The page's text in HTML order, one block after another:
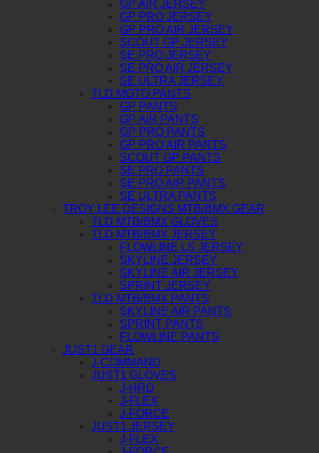
GP AIR JERSEY
GP PRO JERSEY
GP PRO AIR JERSEY
SCOUT GP JERSEY
SE PRO JERSEY
SE PRO AIR JERSEY
SE ULTRA JERSEY
TLD MOTO PANTS
GP PANTS
GP AIR PANTS
GP PRO PANTS
GP PRO AIR PANTS
SCOUT GP PANTS
SE PRO PANTS
SE PRO AIR PANTS
SE ULTRA PANTS
TROY LEE DESIGNS MTB/BMX GEAR
TLD MTB/BMX GLOVES
TLD MTB/BMX JERSEY
FLOWLINE LS JERSEY
SKYLINE JERSEY
SKYLINE AIR JERSEY
SPRINT JERSEY
TLD MTB/BMX PANTS
SKYLINE AIR PANTS
SPRINT PANTS
FLOWLINE PANTS
JUST1 GEAR
J-COMMAND
JUST1 GLOVES
J-HRD
J-FLEX
J-FORCE
JUST1 JERSEY
J-FLEX